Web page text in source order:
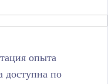
опыта
доступна по